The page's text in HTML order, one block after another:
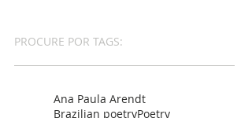
PROCURE POR TAGS:
Ana Paula Arendt
Brazilian poetryPoetry